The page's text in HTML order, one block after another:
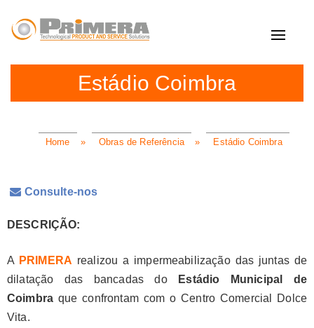
Toggle
Estádio Coimbra
Home » Obras de Referência » Estádio Coimbra
Consulte-nos
DESCRIÇÃO:
A PRIMERA realizou a impermeabilização das juntas de
dilatação das bancadas do
Estádio Municipal de
Coimbra que confrontam com o Centro Comercial Dolce
Vita.